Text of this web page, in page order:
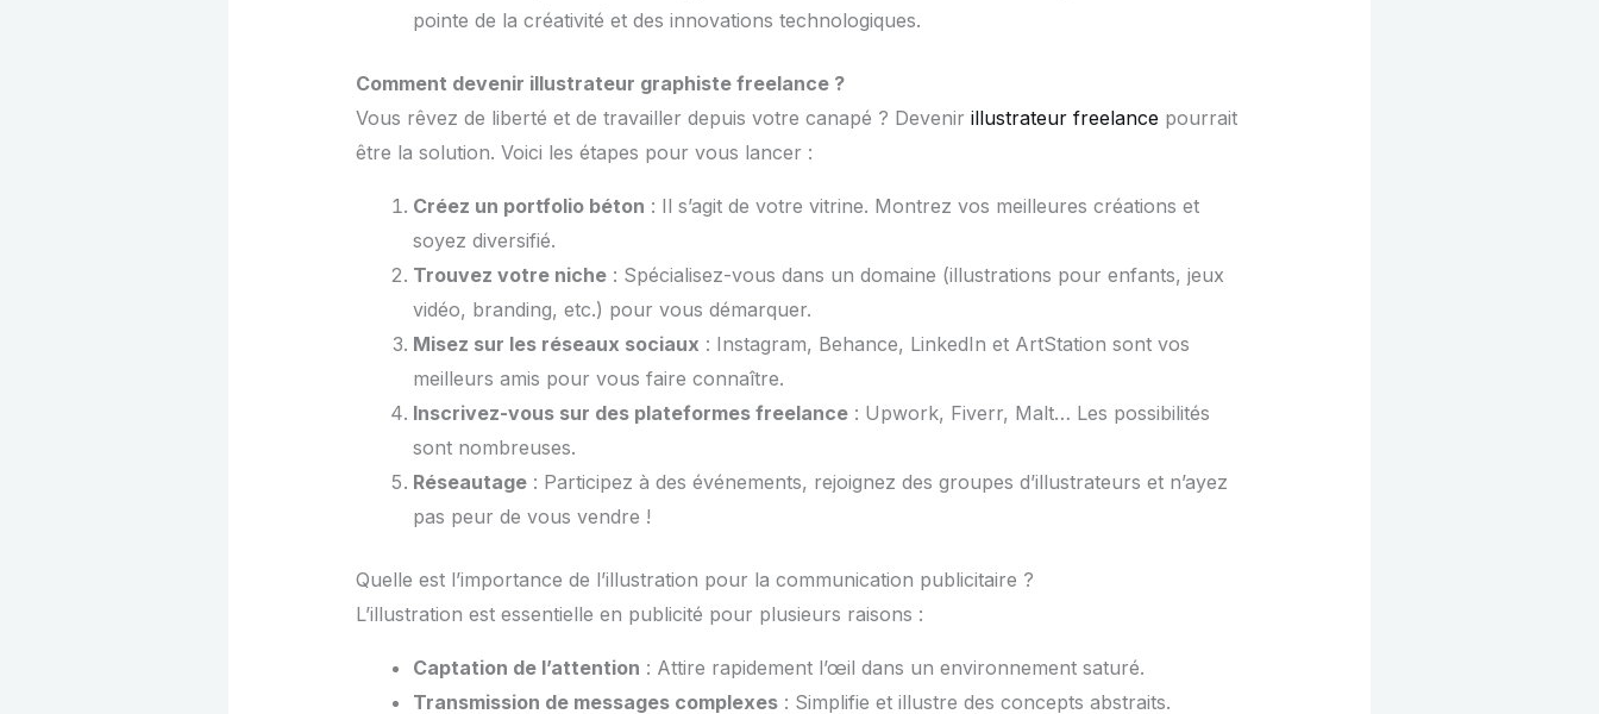
pointe de la créativité et des innovations technologiques.
Comment devenir illustrateur graphiste freelance ?
Vous rêvez de liberté et de travailler depuis votre canapé ? Devenir illustrateur freelance pourrait
être la solution. Voici les étapes pour vous lancer :
Créez un portfolio béton : Il s’agit de votre vitrine. Montrez vos meilleures créations et
soyez diversifié.
Trouvez votre niche: Spécialisez-vous dans un domaine (illustrations pour enfants, jeux
vidéo, branding, etc.) pour vous démarquer.
Misez sur les réseaux sociaux : Instagram, Behance, LinkedIn et ArtStation sont vos
meilleurs amis pour vous faire connaître.
Inscrivez-vous sur des plateformes freelance: Upwork, Fiverr, Malt… Les possibilités
sont nombreuses.
Réseautage: Participez à des événements, rejoignez des groupes d’illustrateurs et n’ayez
pas peur de vous vendre !
Quelle est l’importance de l’illustration pour la communication publicitaire ?
L’illustration est essentielle en publicité pour plusieurs raisons :
Captation de l’attention : Attire rapidement l’œil dans un environnement saturé.
Transmission de messages complexes: Simplifie et illustre des concepts abstraits.